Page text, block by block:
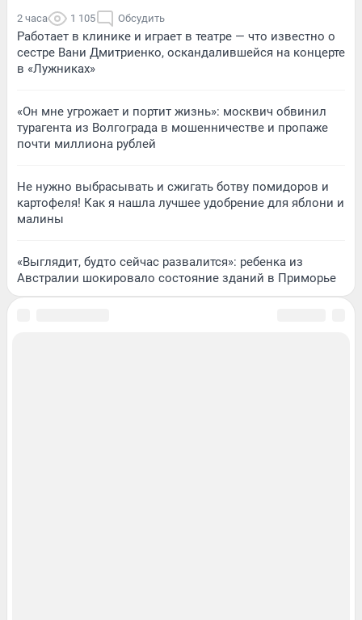
2 часа 1 105 Обсудить
Работает в клинике и играет в театре — что известно о
сестре Вани Дмитриенко, оскандалившейся на концерте
в «Лужниках»
«Он мне угрожает и портит жизнь»: москвич обвинил
турагента из Волгограда в мошенничестве и пропаже
почти миллиона рублей
Не нужно выбрасывать и сжигать ботву помидоров и
картофеля! Как я нашла лучшее удобрение для яблони и
малины
«Выглядит, будто сейчас развалится»: ребенка из
Австралии шокировало состояние зданий в Приморье